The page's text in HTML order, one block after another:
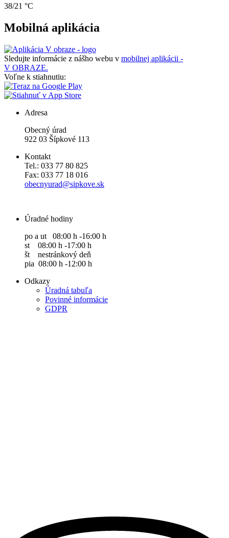
38/21 °C
Mobilná aplikácia
Sledujte informácie z nášho webu v mobilnej aplikácii -
V OBRAZE.
Voľne k stiahnutiu:
Adresa
Obecný úrad
922 03 Šípkové 113
Kontakt
Tel.: 033 77 80 825
Fax: 033 77 18 016
obecnyurad@sipkove.sk
Úradné hodiny
po a ut 08:00 h -16:00 h
st 08:00 h -17:00 h
št nestránkový deň
pia 08:00 h -12:00 h
Odkazy
Úradná tabuľa
Povinné informácie
GDPR